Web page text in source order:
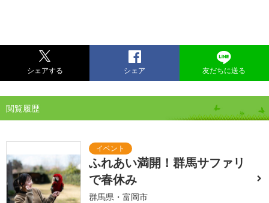
シェアする シェア 友だちに送る
閲覧履歴
ふれあい満開！群馬サファリ
で春休み
群馬県・富岡市